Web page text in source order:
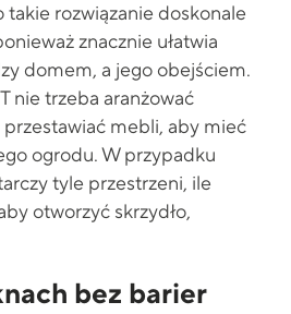
rozwiązanie doskonale
znacznie ułatwia
domem, a jego obejściem.
nie trzeba aranżować
mebli, aby mieć
ogrodu. W przypadku
tyle przestrzeni, ile
otworzyć skrzydło,
bez barier